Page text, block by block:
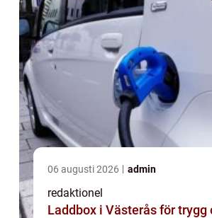
06 augusti 2026 admin
redaktionel
Laddbox i Västerås för trygg